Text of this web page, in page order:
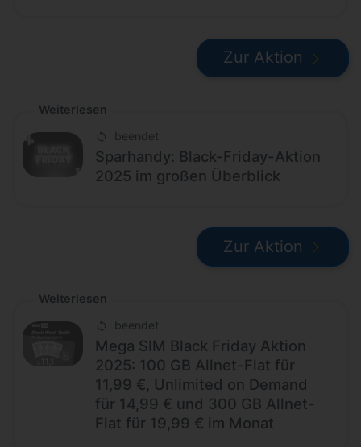
Zur Aktion
Weiterlesen
beendet
Sparhandy: Black-Friday-Aktion
2025 im großen Überblick
Zur Aktion
Weiterlesen
beendet
Mega SIM Black Friday Aktion
2025: 100 GB Allnet-Flat für
11,99 €, Unlimited on Demand
für 14,99 € und 300 GB Allnet-
Flat für 19,99 € im Monat